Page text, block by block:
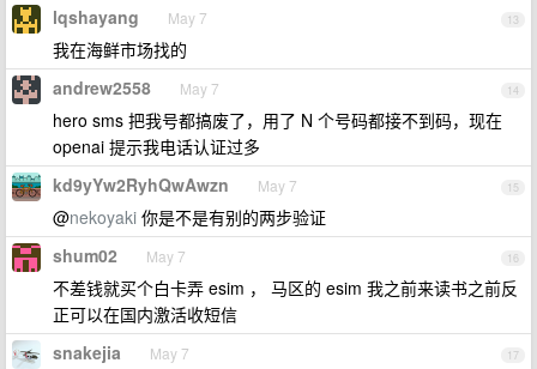
13
lqshayang May 7
我在海鲜市场找的
14
andrew2558 May 7
hero sms 把我号都搞废了，用了 N 个号码都接不到码，现在
openai 提示我电话认证过多
15
kd9yYw2RyhQwAwzn May 7
@nekoyaki 你是不是有别的两步验证
16
shum02 May 7
不差钱就买个白卡弄 esim ， 马区的 esim 我之前来读书之前反
正可以在国内激活收短信
17
snakejia May 7